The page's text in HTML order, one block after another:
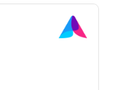
wij op zoek
brede, allround